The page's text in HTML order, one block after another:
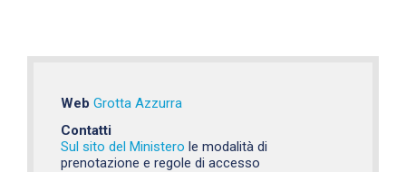
Web Grotta Azzurra
Contatti
Sul sito del Ministero le modalità di
prenotazione e regole di accesso